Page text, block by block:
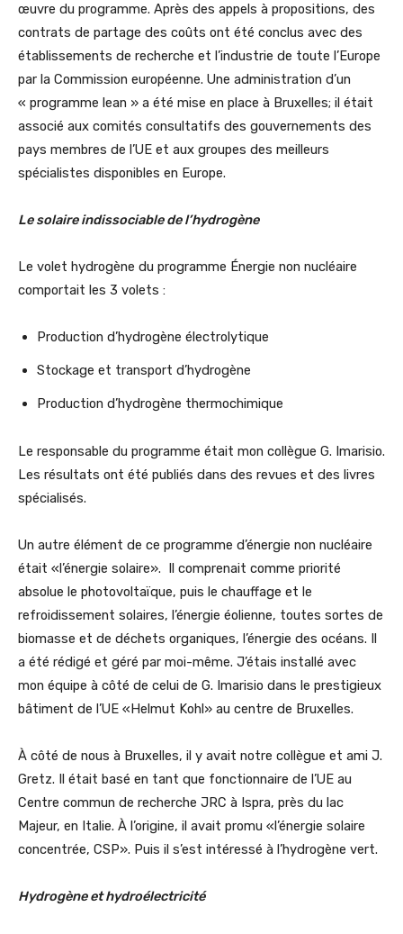
œuvre du programme. Après des appels à propositions, des
contrats de partage des coûts ont été conclus avec des
établissements de recherche et l’industrie de toute l’Europe
par la Commission européenne. Une administration d’un
« programme lean » a été mise en place à Bruxelles; il était
associé aux comités consultatifs des gouvernements des
pays membres de l’UE et aux groupes des meilleurs
spécialistes disponibles en Europe.
Le solaire indissociable de l’hydrogène
Le volet hydrogène du programme Énergie non nucléaire
comportait les 3 volets :
Production d’hydrogène électrolytique
Stockage et transport d’hydrogène
Production d’hydrogène thermochimique
Le responsable du programme était mon collègue G. Imarisio.
Les résultats ont été publiés dans des revues et des livres
spécialisés.
Un autre élément de ce programme d’énergie non nucléaire
était «l’énergie solaire». Il comprenait comme priorité
absolue le photovoltaïque, puis le chauffage et le
refroidissement solaires, l’énergie éolienne, toutes sortes de
biomasse et de déchets organiques, l’énergie des océans. Il
a été rédigé et géré par moi-même. J’étais installé avec
mon équipe à côté de celui de G. Imarisio dans le prestigieux
bâtiment de l’UE «Helmut Kohl» au centre de Bruxelles.
À côté de nous à Bruxelles, il y avait notre collègue et ami J.
Gretz. Il était basé en tant que fonctionnaire de l’UE au
Centre commun de recherche JRC à Ispra, près du lac
Majeur, en Italie. À l’origine, il avait promu «l’énergie solaire
concentrée, CSP». Puis il s’est intéressé à l’hydrogène vert.
Hydrogène et hydroélectricité